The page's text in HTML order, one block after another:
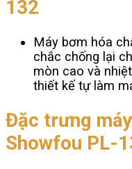
132
Máy bơm hóa
chắc chống lại
mòn cao và
thiết kế tự làm
Đặc trưng
Showfou PL-